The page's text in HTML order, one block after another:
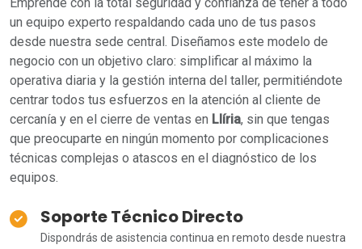
un equipo experto respaldando cada uno de tus pasos
desde nuestra sede central. Diseñamos este modelo de
negocio con un objetivo claro: simplificar al máximo la
operativa diaria y la gestión interna del taller, permitiéndote
centrar todos tus esfuerzos en la atención al cliente de
cercanía y en el cierre de ventas en Llíria, sin que tengas
que preocuparte en ningún momento por complicaciones
técnicas complejas o atascos en el diagnóstico de los
equipos.
Soporte Técnico Directo
Dispondrás de asistencia continua en remoto desde nuestra